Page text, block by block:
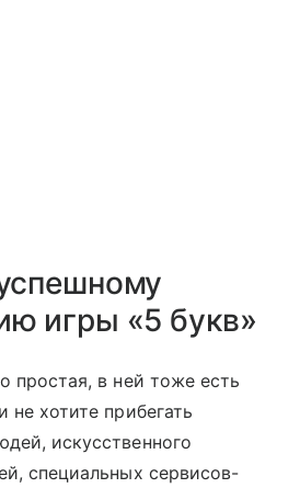
игры «5 букв»
простая, в ней тоже есть
не хотите прибегать
искусственного
специальных сервисов-